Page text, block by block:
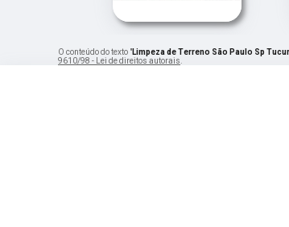
O conteúdo do texto "Limpeza de Terreno São Paulo Sp
9610/98 - Lei de direitos autorais